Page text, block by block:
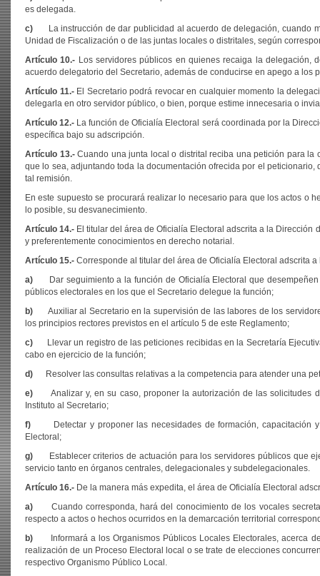
es delegada.
c)
La instrucción de dar publicidad al acuerdo de delegación, cuando
Unidad de Fiscalización o de las juntas locales o distritales, según
Artículo 10.- Los servidores públicos en quienes recaiga la
acuerdo delegatorio del Secretario, además de conducirse en apego a los
Artículo 11.-El Secretario podrá revocar en cualquier momento la
delegarla en otro servidor público, o bien, porque estime innecesaria o
Artículo 12.- La función de Oficialía Electoral será coordinada por la
específica bajo su adscripción.
Artículo 13.-Cuando una junta local o distrital reciba una petición para la
que lo sea, adjuntando toda la documentación ofrecida por el
tal remisión.
En este supuesto se procurará realizar lo necesario para que los actos o
lo posible, su desvanecimiento.
Artículo 14.- El titular del área de Oficialía Electoral adscrita a la
y preferentemente conocimientos en derecho notarial.
Artículo 15.- Corresponde al titular del área de Oficialía Electoral adscrita
a)
Dar seguimiento a la función de Oficialía Electoral que
públicos electorales en los que el Secretario delegue la función;
b) Auxiliar al Secretario en la supervisión de las labores de los
los principios rectores previstos en el artículo 5 de este Reglamento;
c)
Llevar un registro de las peticiones recibidas en la Secretaría
cabo en ejercicio de la función;
d)
Resolver las consultas relativas a la competencia para atender una
e) Analizar y, en su caso, proponer la autorización de las
Instituto al Secretario;
f)
Detectar y proponer las necesidades de formación,
Electoral;
g)
Establecer criterios de actuación para los servidores públicos que
servicio tanto en órganos centrales, delegacionales y subdelegacionales.
Artículo 16.- De la manera más expedita, el área de Oficialía Electoral
a) Cuando corresponda, hará del conocimiento de los vocales
respecto a actos o hechos ocurridos en la demarcación territorial
b)
Informará a los Organismos Públicos Locales Electorales, acerca
realización de un Proceso Electoral local o se trate de elecciones
respectivo Organismo Público Local.